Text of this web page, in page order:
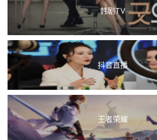
韩剧TV
抖音直播
王者荣耀